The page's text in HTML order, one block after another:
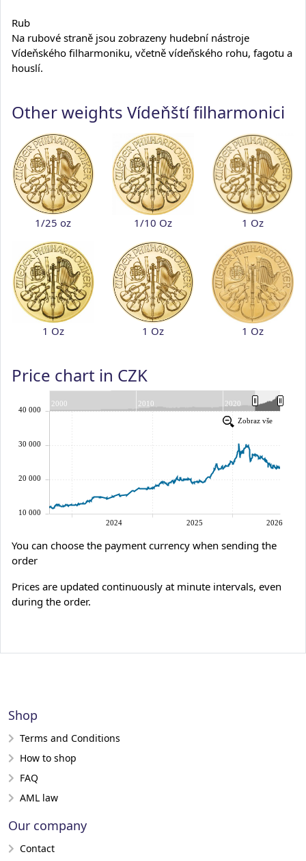
Rub
Na rubové straně jsou zobrazeny hudební nástroje
Vídeňského filharmoniku, včetně vídeňského rohu, fagotu a
houslí.
Other weights Vídeňští filharmonici
1/25 oz 1/10 Oz 1 Oz
1 Oz 1 Oz 1 Oz
Price chart in CZK
You can choose the payment currency when sending the
order
Prices are updated continuously at minute intervals, even
during the order.
Shop
Terms and Conditions
How to shop
FAQ
AML law
Our company
Contact